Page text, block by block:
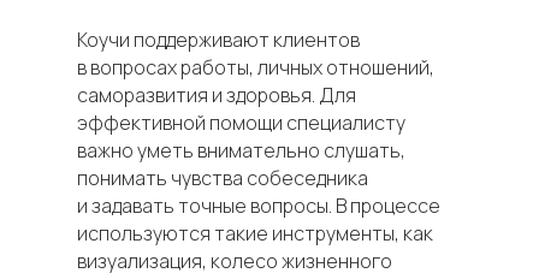
Коучи поддерживают клиентов
в вопросах работы, личных отношений,
саморазвития и здоровья. Для
эффективной помощи специалисту
важно уметь внимательно слушать,
понимать чувства собеседника
и задавать точные вопросы. В процессе
используются такие инструменты, как
визуализация, колесо жизненного